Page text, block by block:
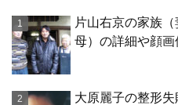
片山右京の家族（
母）の詳細や顔
大原麗子の整形